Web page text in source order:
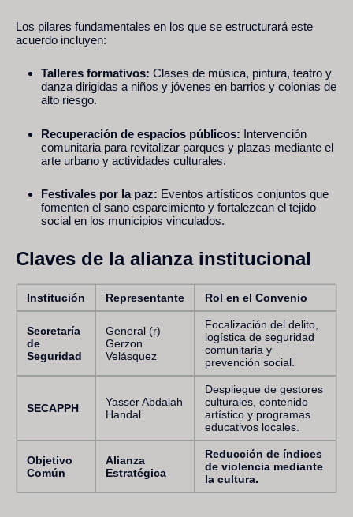
Los pilares fundamentales en los que se estructurará este
acuerdo incluyen:
Talleres formativos: Clases de música, pintura, teatro y
danza dirigidas a niños y jóvenes en barrios y colonias de
alto riesgo.
Recuperación de espacios públicos: Intervención
comunitaria para revitalizar parques y plazas mediante el
arte urbano y actividades culturales.
Festivales por la paz: Eventos artísticos conjuntos que
fomenten el sano esparcimiento y fortalezcan el tejido
social en los municipios vinculados.
Claves de la alianza institucional
Institución Representante Rol en el Convenio
Secretaría
de
Seguridad
General (r)
Gerzon
Velásquez
Focalización del delito,
logística de seguridad
comunitaria y
prevención social.
SECAPPH
Yasser Abdalah
Handal
Despliegue de gestores
culturales, contenido
artístico y programas
educativos locales.
Objetivo
Común
Alianza
Estratégica
Reducción de índices
de violencia mediante
la cultura.